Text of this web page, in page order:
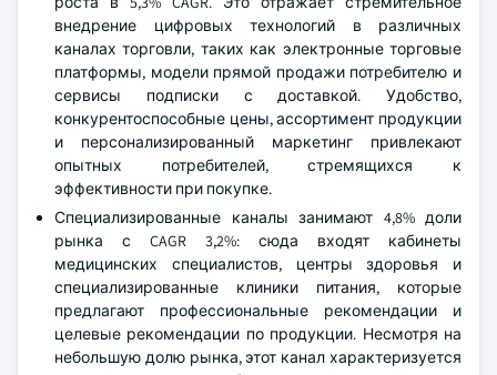
внедрение цифровых технологий в различных
каналах торговли, таких как электронные торговые
платформы, модели прямой продажи потребителю и
сервисы подписки с доставкой. Удобство,
конкурентоспособные цены, ассортимент продукции
и персонализированный маркетинг привлекают
опытных потребителей, стремящихся к
эффективности при покупке.
Специализированные каналы занимают 4,8% доли
рынка с CAGR 3,2%: сюда входят кабинеты
медицинских специалистов, центры здоровья и
специализированные клиники питания, которые
предлагают профессиональные рекомендации и
целевые рекомендации по продукции. Несмотря на
небольшую долю рынка, этот канал характеризуется